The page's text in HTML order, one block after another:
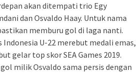
akan ditempati trio Egy
dan Osvaldo Haay. Untuk nama
memburu gol di laga nanti.
U-22 merebut medali emas,
gelar top skor SEA Games 2019.
milik Osvaldo sama persis dengan